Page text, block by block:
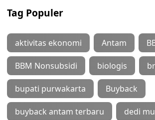
Tag Populer
aktivitas ekonomi Antam
BBM Nonsubsidi biologis
bupati purwakarta Buyback
buyback antam terbaru dedi